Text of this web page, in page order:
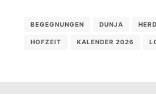
BEGEGNUNGEN DUNJA
HOFZEIT KALENDER 2026